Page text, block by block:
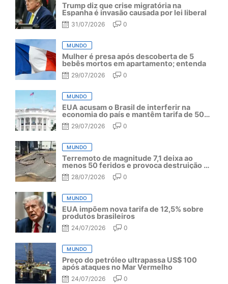
Trump diz que crise migratória na
Espanha é invasão causada por lei liberal
31/07/2026 0
MUNDO
Mulher é presa após descoberta de 5
bebês mortos em apartamento; entenda
29/07/2026 0
MUNDO
EUA acusam o Brasil de interferir na
economia do país e mantêm tarifa de 50%
por mais um ano
29/07/2026 0
MUNDO
Terremoto de magnitude 7,1 deixa ao
menos 50 feridos e provoca destruição no
Japão
28/07/2026 0
MUNDO
EUA impõem nova tarifa de 12,5% sobre
produtos brasileiros
24/07/2026 0
MUNDO
Preço do petróleo ultrapassa US$ 100
após ataques no Mar Vermelho
24/07/2026 0